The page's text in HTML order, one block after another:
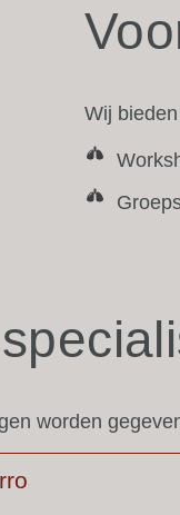
Wij
worden